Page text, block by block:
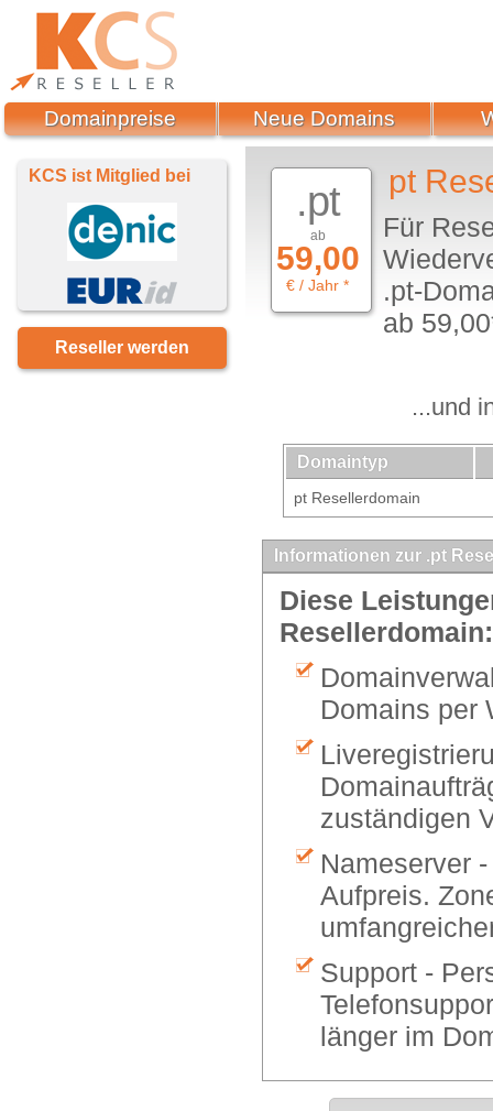
.pt
ab
59,00
€ / Jahr *
pt
Für
.pt-
ab
...und
Domaintyp
pt Resellerdomain
Informationen zur .pt
Diese
Resellerdomain:
Domains per
zuständigen
Nameserver
Aufpreis.
Support -
länger im
KCS ist Mitglied bei
Reseller werden
Domainpreise Neue Domains